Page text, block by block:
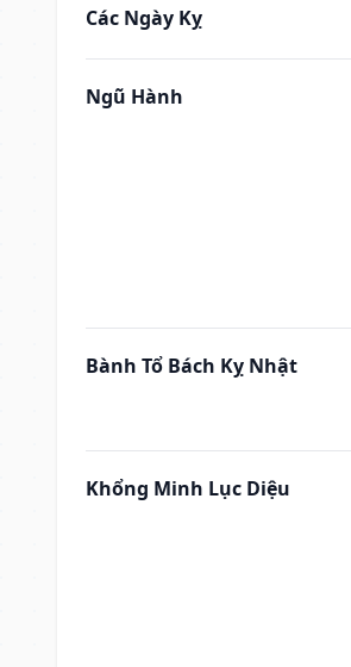
Các Ngày Kỵ
Ngũ Hành
Bành Tổ Bách Kỵ Nhật
Khổng Minh Lục Diệu